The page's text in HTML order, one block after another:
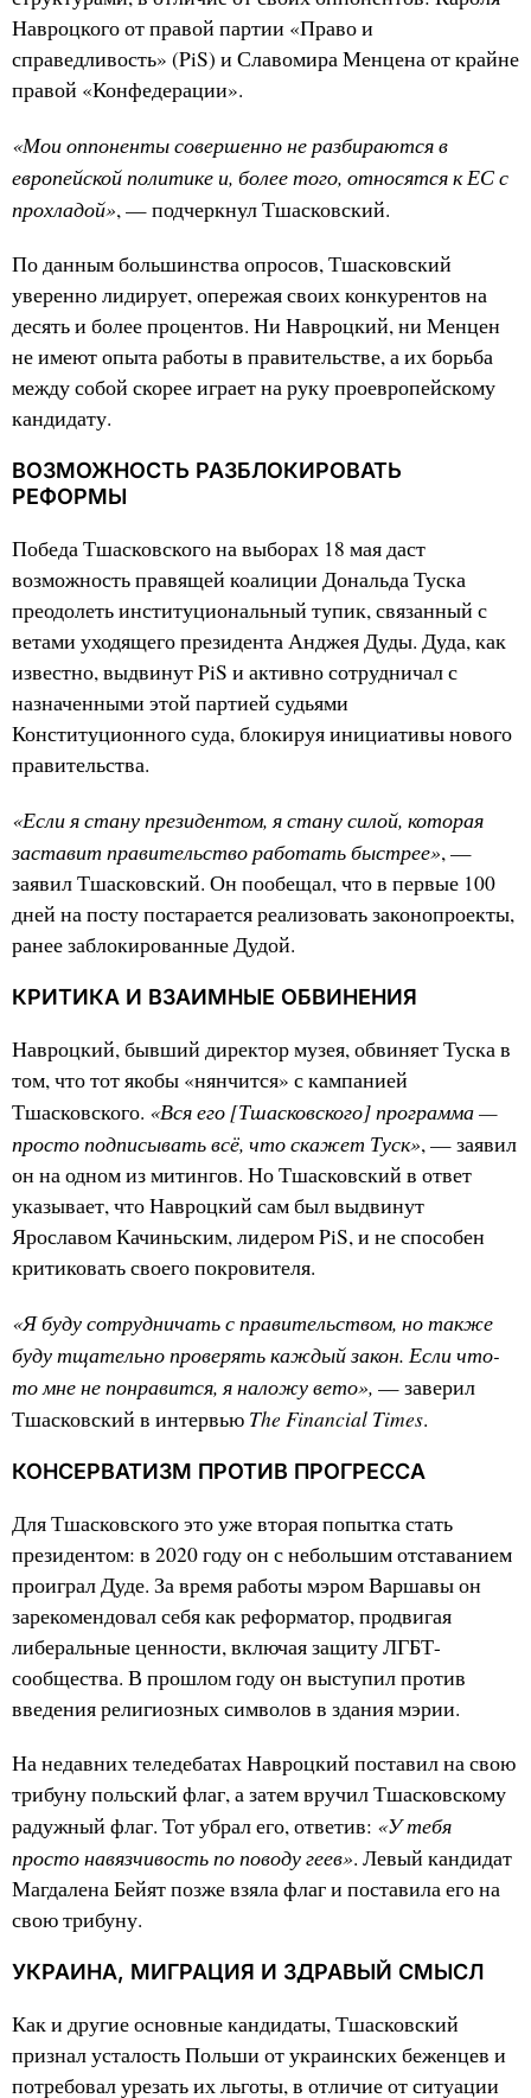
Навроцкого от правой партии «Право и
справедливость» (PiS) и Славомира Менцена от крайне
правой «Конфедерации».
«Мои оппоненты совершенно не разбираются в
европейской политике и, более того, относятся к ЕС с
прохладой», — подчеркнул Тшасковский.
По данным большинства опросов, Тшасковский
уверенно лидирует, опережая своих конкурентов на
десять и более процентов. Ни Навроцкий, ни Менцен
не имеют опыта работы в правительстве, а их борьба
между собой скорее играет на руку проевропейскому
кандидату.
ВОЗМОЖНОСТЬ РАЗБЛОКИРОВАТЬ
РЕФОРМЫ
Победа Тшасковского на выборах 18 мая даст
возможность правящей коалиции Дональда Туска
преодолеть институциональный тупик, связанный с
ветами уходящего президента Анджея Дуды. Дуда, как
известно, выдвинут PiS и активно сотрудничал с
назначенными этой партией судьями
Конституционного суда, блокируя инициативы нового
правительства.
«Если я стану президентом, я стану силой, которая
заставит правительство работать быстрее», —
заявил Тшасковский. Он пообещал, что в первые 100
дней на посту постарается реализовать законопроекты,
ранее заблокированные Дудой.
КРИТИКА И ВЗАИМНЫЕ ОБВИНЕНИЯ
Навроцкий, бывший директор музея, обвиняет Туска в
том, что тот якобы «нянчится» с кампанией
Тшасковского. «Вся его [Тшасковского] программа —
просто подписывать всё, что скажет Туск», — заявил
он на одном из митингов. Но Тшасковский в ответ
указывает, что Навроцкий сам был выдвинут
Ярославом Качиньским, лидером PiS, и не способен
критиковать своего покровителя.
«Я буду сотрудничать с правительством, но также
буду тщательно проверять каждый закон. Если что-
то мне не понравится, я наложу вето», — заверил
Тшасковский в интервью The Financial Times.
КОНСЕРВАТИЗМ ПРОТИВ ПРОГРЕССА
Для Тшасковского это уже вторая попытка стать
президентом: в 2020 году он с небольшим отставанием
проиграл Дуде. За время работы мэром Варшавы он
зарекомендовал себя как реформатор, продвигая
либеральные ценности, включая защиту ЛГБТ-
сообщества. В прошлом году он выступил против
введения религиозных символов в здания мэрии.
На недавних теледебатах Навроцкий поставил на свою
трибуну польский флаг, а затем вручил Тшасковскому
радужный флаг. Тот убрал его, ответив: «У тебя
просто навязчивость по поводу геев». Левый кандидат
Магдалена Бейят позже взяла флаг и поставила его на
свою трибуну.
УКРАИНА, МИГРАЦИЯ И ЗДРАВЫЙ СМЫСЛ
Как и другие основные кандидаты, Тшасковский
признал усталость Польши от украинских беженцев и
потребовал урезать их льготы, в отличие от ситуации